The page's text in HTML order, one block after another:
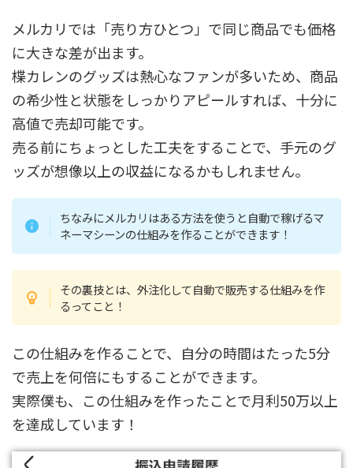
メルカリでは「売り方ひとつ」で同じ商品でも価格
に大きな差が出ます。
楪カレンのグッズは熱心なファンが多いため、商品
の希少性と状態をしっかりアピールすれば、十分に
高値で売却可能です。
売る前にちょっとした工夫をすることで、手元のグ
ッズが想像以上の収益になるかもしれません。
ちなみにメルカリはある方法を使うと自動で稼げるマ
ネーマシーンの仕組みを作ることができます！
その裏技とは、外注化して自動で販売する仕組みを作
るってこと！
この仕組みを作ることで、自分の時間はたった5分
で売上を何倍にもすることができます。
実際僕も、この仕組みを作ったことで月利50万以上
を達成しています！